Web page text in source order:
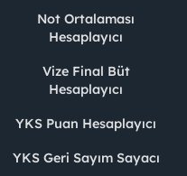
Not Ortalaması
Hesaplayıcı
Vize Final Büt
Hesaplayıcı
YKS Puan Hesaplayıcı
YKS Geri Sayım Sayacı